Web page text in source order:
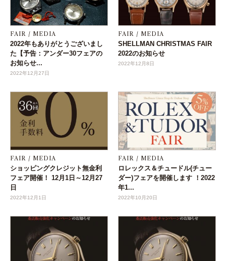
FAIR / MEDIA
2022年もありがとうございまし
た【予告：アンダー30フェアの
お知らせ...
2022年12月27日
FAIR / MEDIA
SHELLMAN CHRISTMAS FAIR
2022のお知らせ
2022年12月8日
FAIR / MEDIA
ショッピングクレジット無金利
フェア開催！ 12月1日～12月27
日
2022年12月1日
FAIR / MEDIA
ロレックス＆チュードル(チュー
ダー)フェアを開催します ！2022
年1...
2022年10月20日